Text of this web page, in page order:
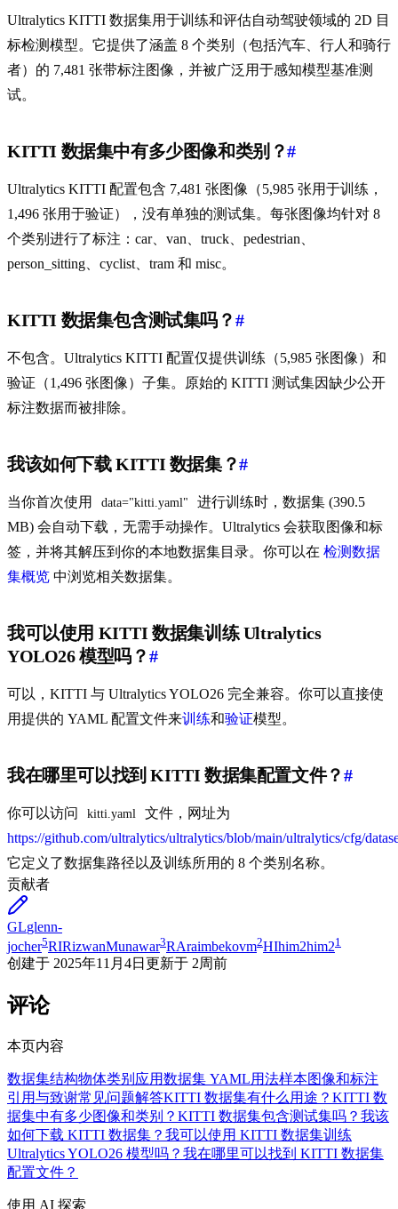
Ultralytics KITTI 数据集用于训练和评估自动驾驶领域的 2D 目
标检测模型。它提供了涵盖 8 个类别（包括汽车、行人和骑行
者）的 7,481 张带标注图像，并被广泛用于感知模型基准测
试。
KITTI 数据集中有多少图像和类别？#
Ultralytics KITTI 配置包含 7,481 张图像（5,985 张用于训练，
1,496 张用于验证），没有单独的测试集。每张图像均针对 8
个类别进行了标注：car、van、truck、pedestrian、
person_sitting、cyclist、tram 和 misc。
KITTI 数据集包含测试集吗？#
不包含。Ultralytics KITTI 配置仅提供训练（5,985 张图像）和
验证（1,496 张图像）子集。原始的 KITTI 测试集因缺少公开
标注数据而被排除。
我该如何下载 KITTI 数据集？#
当你首次使用 data="kitti.yaml"
进行训练时，数据集 (390.5
MB) 会自动下载，无需手动操作。Ultralytics 会获取图像和标
签，并将其解压到你的本地数据集目录。你可以在 检测数据
集概览 中浏览相关数据集。
我可以使用 KITTI 数据集训练 Ultralytics
YOLO26 模型吗？#
可以，KITTI 与 Ultralytics YOLO26 完全兼容。你可以直接使
用提供的 YAML 配置文件来训练和验证模型。
我在哪里可以找到 KITTI 数据集配置文件？#
你可以访问 kitti.yaml
文件，网址为
https://github.com/ultralytics/ultralytics/blob/main/ultralytics/cfg/
它定义了数据集路径以及训练所用的 8 个类别名称。
贡献者
GLglenn-
jocher5RIRizwanMunawar3RAraimbekovm2HIhim2him21
创建于 2025年11月4日 更新于 2周前
评论
本页内容
数据集结构物体类别 应用数据集 YAML用法样本图像和标注
引用与致谢常见问题解答KITTI 数据集有什么用途？ KITTI 数
据集中有多少图像和类别？ KITTI 数据集包含测试集吗？ 我该
如何下载 KITTI 数据集？ 我可以使用 KITTI 数据集训练
Ultralytics YOLO26 模型吗？ 我在哪里可以找到 KITTI 数据集
配置文件？
使用 AI 探索